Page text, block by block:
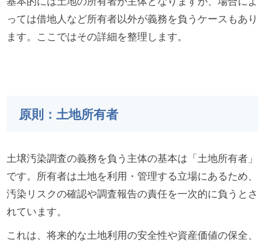
っては借地人など所有者以外が義務を負うケースもあり
ます。ここではその詳細を整理します。
原則：土地所有者
土壌汚染調査の義務を負う主体の基本は「土地所有者」
です。所有者は土地を利用・管理する立場にあるため、
汚染リスクの確認や調査報告の責任を一次的に負うとさ
れています。
これは、将来的な土地利用の安全性や資産価値の保全、